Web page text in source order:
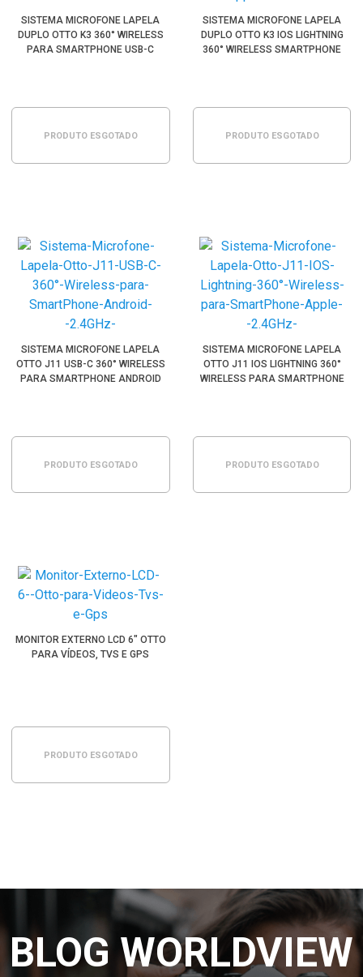
SISTEMA MICROFONE LAPELA
DUPLO OTTO K3 360° WIRELESS
PARA SMARTPHONE USB-C
PRODUTO ESGOTADO
SISTEMA MICROFONE LAPELA
DUPLO OTTO K3 IOS LIGHTNING
360° WIRELESS SMARTPHONE
PRODUTO ESGOTADO
SISTEMA MICROFONE LAPELA
OTTO J11 USB-C 360° WIRELESS
PARA SMARTPHONE ANDROID
PRODUTO ESGOTADO
SISTEMA MICROFONE LAPELA
OTTO J11 IOS LIGHTNING 360°
WIRELESS PARA SMARTPHONE
PRODUTO ESGOTADO
MONITOR EXTERNO LCD 6" OTTO
PARA VÍDEOS, TVS E GPS
PRODUTO ESGOTADO
BLOG WORLDVIEW